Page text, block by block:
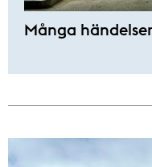
Många